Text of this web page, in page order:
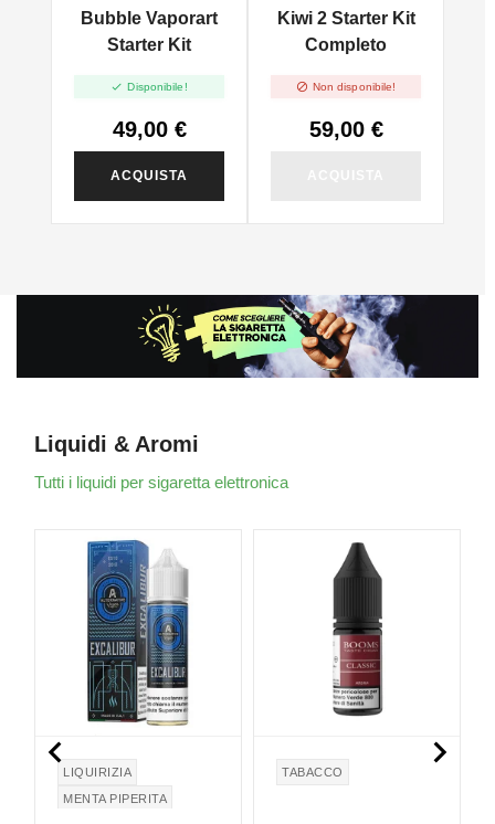
Bubble Vaporart
Starter Kit
 Disponibile!
49,00 €
ACQUISTA
Kiwi 2 Starter Kit
Completo
 Non disponibile!
59,00 €
Liquidi & Aromi
Tutti i liquidi per sigaretta elettronica
LIQUIRIZIA
MENTA PIPERITA
TABACCO
 